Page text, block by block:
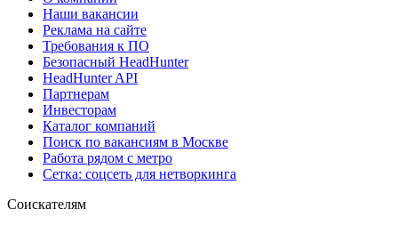
Наши вакансии
Реклама на сайте
Требования к ПО
Безопасный HeadHunter
HeadHunter API
Партнерам
Инвесторам
Каталог компаний
Поиск по вакансиям в Москве
Работа рядом с метро
Сетка: соцсеть для нетворкинга
Соискателям